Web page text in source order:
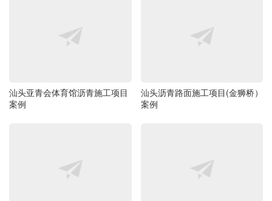
汕头亚青会体育馆沥青施工项目
案例
汕头沥青路面施工项目(金狮桥）
案例